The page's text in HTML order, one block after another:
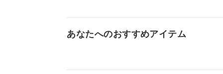
あなたへのおすすめアイテム